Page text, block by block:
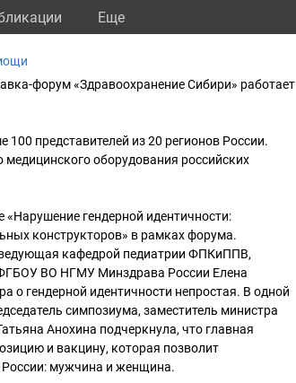
Eще
форум «Здравоохранение Сибири» работает
представителей из 20 регионов России.
оборудования российских
гендерной идентичности:
конструкторов» в рамках форума.
кафедрой педиатрии ФПКиППВ,
ВО НГМУ Минздрава России Елена
о гендерной идентичности непростая. В одной
симпозиума, заместитель министра
Анохина подчеркнула, что главная
и вакцину, которая позволит
России: мужчина и женщина.